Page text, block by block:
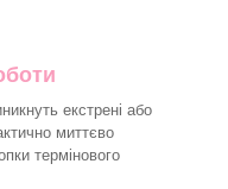
екстрені або
миттєво
термінового